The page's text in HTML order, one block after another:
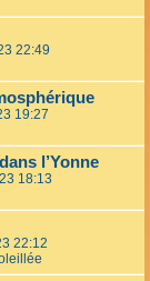
22:49
19:27
l’Yonne
18:13
22:12